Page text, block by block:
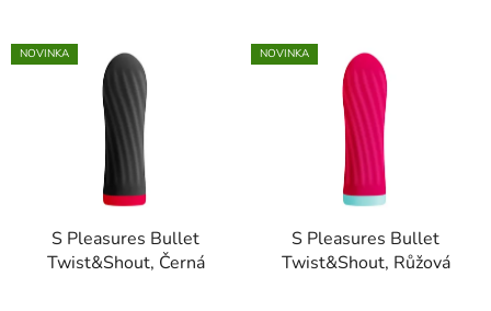
NOVINKA
S Pleasures Bullet
Twist&Shout, Černá
NOVINKA
S Pleasures Bullet
Twist&Shout, Růžová